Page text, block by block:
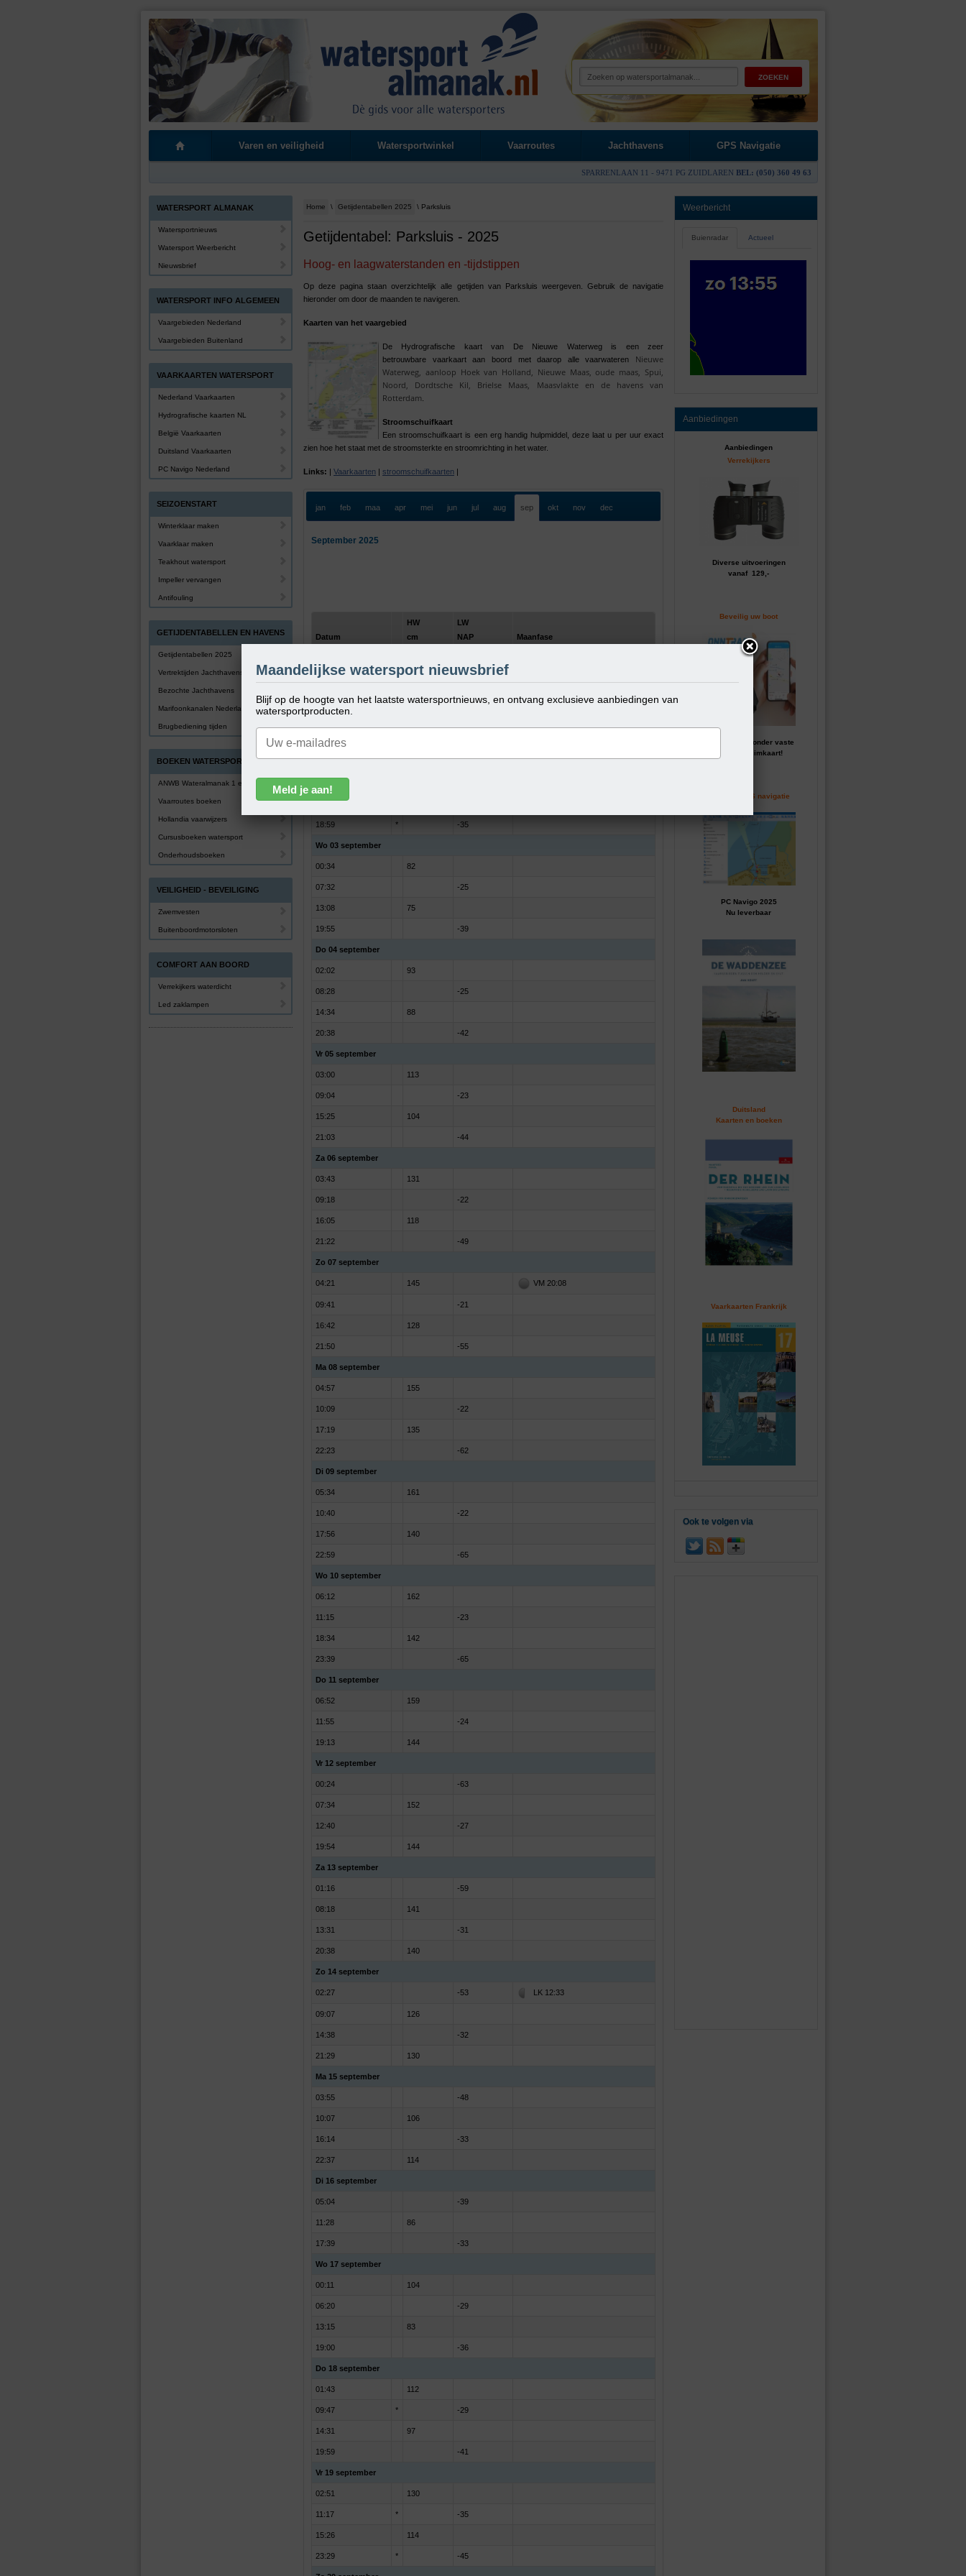
Varen en veiligheid Watersportwinkel Vaarroutes Jachthavens GPS Navigatie
SPARRENLAAN 11 - 9471 PG ZUIDLAREN BEL: (050) 360 49 63
Home \ Getijdentabellen 2025 \ Parksluis
Getijdentabel: Parksluis - 2025
Hoog- en laagwaterstanden en -tijdstippen
Op deze pagina staan overzichtelijk alle getijden van Parksluis weergeven. Gebruik de navigatie
hieronder om door de maanden te navigeren.
Kaarten van het vaargebied
De Hydrografische kaart van De Nieuwe Waterweg is een zeer
betrouwbare vaarkaart aan boord met daarop alle vaarwateren Nieuwe
Waterweg, aanloop Hoek van Holland, Nieuwe Maas, oude maas, Spui,
Noord, Dordtsche Kil, Brielse Maas, Maasvlakte en de havens van
Rotterdam
Stroomschuifkaart
Een stroomschuifkaart is een erg handig hulpmiddel, deze laat u per uur exact
zien hoe het staat met de stroomsterkte en stroomrichting in het water.
Links: | Vaarkaarten | stroomschuifkaarten |
jan feb maa apr mei jun jul aug sep okt nov dec
September 2025
Datum
HW
cm
LW
NAP
Maanfase
04:00
10:06 100
22:48
Di 02 september
11:19
18:59 * -35
Wo 03 september
00:34 82
07:32 -25
13:08 75
19:55 -39
Do 04 september
02:02 93
08:28 -25
14:34 88
20:38 -42
Vr 05 september
03:00 113
09:04 -23
15:25 104
21:03 -44
Za 06 september
03:43 131
09:18 -22
16:05 118
21:22 -49
Zo 07 september
04:21 145 VM 20:08
09:41 -21
16:42 128
21:50 -55
Ma 08 september
04:57 155
10:09 -22
17:19 135
22:23 -62
Di 09 september
05:34 161
10:40 -22
17:56 140
22:59 -65
Wo 10 september
06:12 162
11:15 -23
18:34 142
23:39 -65
Do 11 september
06:52 159
11:55 -24
19:13 144
Vr 12 september
00:24 -63
07:34 152
12:40 -27
19:54 144
Za 13 september
01:16 -59
08:18 141
13:31 -31
20:38 140
Zo 14 september
02:27 -53 LK 12:33
09:07 126
14:38 -32
21:29 130
Ma 15 september
03:55 -48
10:07 106
16:14 -33
22:37 114
Di 16 september
05:04 -39
11:28 86
17:39 -33
Wo 17 september
00:11 104
06:20 -29
13:15 83
19:00 -36
Do 18 september
01:43 112
09:47 * -29
14:31 97
19:59 -41
Vr 19 september
02:51 130
11:17 * -35
15:26 114
23:29 * -45
Weerbericht
Buienradar Actueel
Aanbiedingen
Aanbiedingen
Verrekijkers
Diverse uitvoeringen
vanaf 129,-
Beveilig uw boot
GPS tracker zonder vaste
kosten of simkaart!
Perfecte GPS navigatie
PC Navigo 2025
Nu leverbaar
Duitsland
Kaarten en boeken
Vaarkaarten Frankrijk
Ook te volgen via
WATERSPORT ALMANAK
Watersportnieuws
Watersport Weerbericht
Nieuwsbrief
WATERSPORT INFO ALGEMEEN
Vaargebieden Nederland
Vaargebieden Buitenland
VAARKAARTEN WATERSPORT
Nederland Vaarkaarten
Hydrografische kaarten NL
België Vaarkaarten
Duitsland Vaarkaarten
PC Navigo Nederland
SEIZOENSTART
Winterklaar maken
Vaarklaar maken
Teakhout watersport
Impeller vervangen
Antifouling
GETIJDENTABELLEN EN HAVENS
Getijdentabellen 2025
Vertrektijden Jachthavens
Bezochte Jachthavens
Marifoonkanalen Nederland
Brugbediening tijden
BOEKEN WATERSPORT
ANWB Wateralmanak 1 en 2
Vaarroutes boeken
Hollandia vaarwijzers
Cursusboeken watersport
Onderhoudsboeken
VEILIGHEID - BEVEILIGING
Zwemvesten
Buitenboordmotorsloten
COMFORT AAN BOORD
Verrekijkers waterdicht
Led zaklampen
Maandelijkse watersport nieuwsbrief
Blijf op de hoogte van het laatste watersportnieuws, en ontvang exclusieve aanbiedingen van
watersportproducten.